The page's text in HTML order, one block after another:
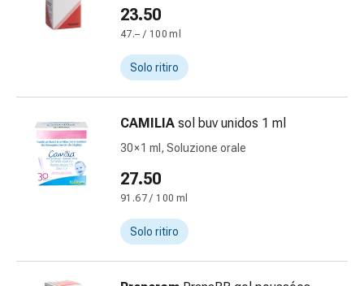
ferite
Strisce
adesivi
chiusura
delle
Unguento
tiraggio
Tamponi
medicali
23.50
47.– / 100 ml
Solo ritiro
CAMILIA sol buv unidos 1 ml
30 × 1 ml, Soluzione orale
27.50
91.67 / 100 ml
Solo ritiro